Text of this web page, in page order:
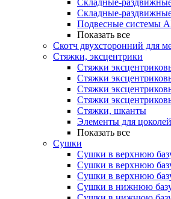
Складные-
Складные-
Подвесные системы
Показать все
Скотч двухсторонний для
Стяжки, эксцентрики
Cтяжки
Стяжки
Стяжки
Стяжки
Стяжки, шканты
Элементы для
Показать все
Сушки
Сушки в верхнюю
Сушки в верхнюю
Сушки в верхнюю
Сушки в нижнюю базу